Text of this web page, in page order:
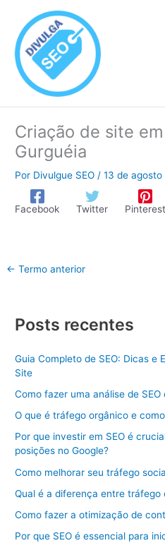
conteúdo
Criação de site
Gurguéia
Por Divulgue SEO /13 de
Facebook Twitter Pinterest
← Termo anterior
Posts recentes
Guia Completo de SEO: Dicas e
Site
Como fazer uma análise de SEO
O que é tráfego orgânico e
Por que investir em SEO é
posições no Google?
Como melhorar seu tráfego
Qual é a diferença entre tráfego
Como fazer a otimização de
Por que SEO é essencial para